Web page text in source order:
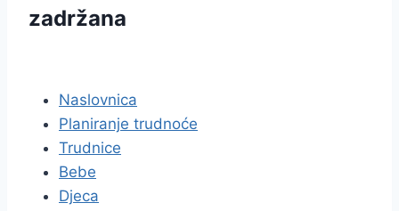
zadržana
Naslovnica
Planiranje trudnoće
Trudnice
Bebe
Djeca